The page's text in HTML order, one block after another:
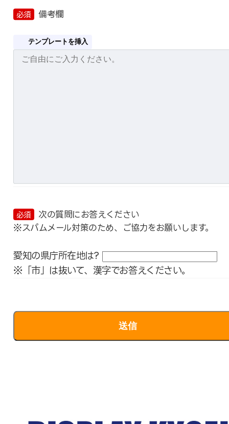
必須 備考欄
テンプレートを挿入
必須
次の質問にお答えください
※スパムメール対策のため、ご協力をお願いします。
愛知の県庁所在地は?
※「市」は抜いて、漢字でお答えください。